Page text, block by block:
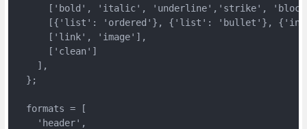
['bold', 'italic', 'underline','strike',
[{'list': 'ordered'}, {'list': 'bullet'},
      ['link', 'image'],
      ['clean']
    ],
  };
  formats = [
    'header',